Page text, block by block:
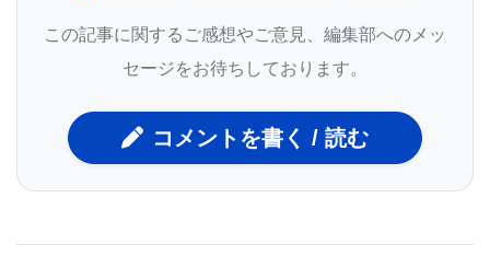
トに問題解決の課題を与えた」と述べている。
Fanselow 研究室のZelikowsky院生は、研究チーム
ーストラリアに渡ってDr. Visselと研究を続け、ラッ
トの脳に起きた変化の解剖学的な分析を行った。そ
能的変化が起きていることを突き止めた。
この記事に関するご感想やご意見、編集部へのメッ
セージをお待ちしております。
コメントを書く / 読む